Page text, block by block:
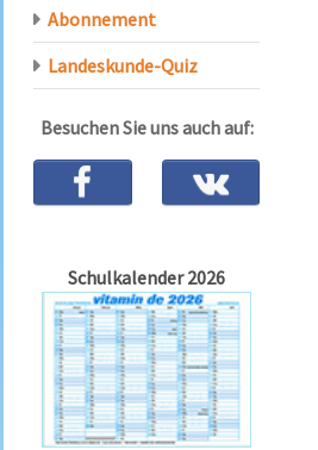
Abonnement
Landeskunde-Quiz
Besuchen Sie uns auch auf:
Schulkalender 2026